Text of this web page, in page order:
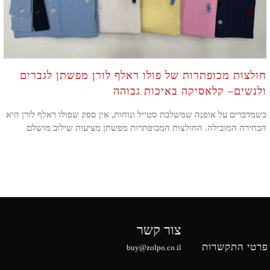
חולצות מכופתרות של פולו ראלף לורן מפשתן לגברים
ולנשים– קלאסיקה באיכות גבוהה
כשמדברים על אופנה שמשלבת סטייל ונוחות, אין ספק שפולו ראלף לורן היא
הבחירה המובילה. החולצות המכופתרות מפשתן מציעות שילוב מושלם
פרטי התקשרות
צור קשר
buy@zolpo.co.il